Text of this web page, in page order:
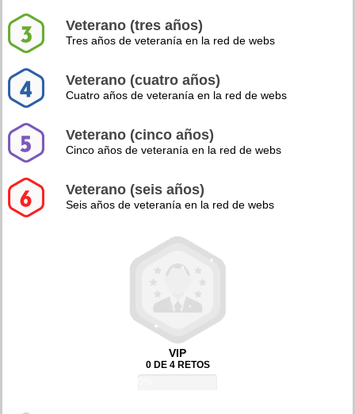
Veterano (tres años)
Tres años de veteranía en la red de webs
Veterano (cuatro años)
Cuatro años de veteranía en la red de webs
Veterano (cinco años)
Cinco años de veteranía en la red de webs
Veterano (seis años)
Seis años de veteranía en la red de webs
VIP
0 DE 4 RETOS